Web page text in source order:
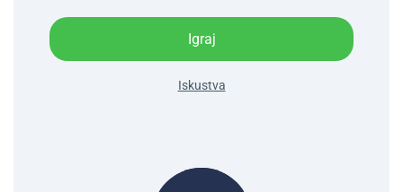
Igraj
Iskustva